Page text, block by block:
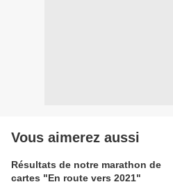
Vous aimerez aussi
Résultats de notre marathon de
cartes "En route vers 2021"